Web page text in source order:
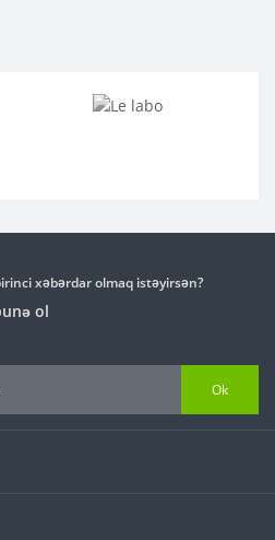
xəbərdar olmaq istəyirsən?
ol
Ok